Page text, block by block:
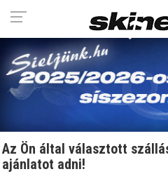
Az Ön által választott
ajánlatot adni!